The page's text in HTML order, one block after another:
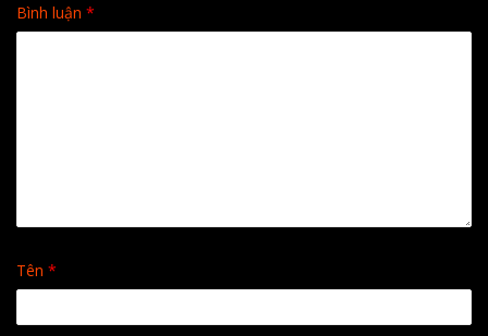
Bình luận *
Tên *